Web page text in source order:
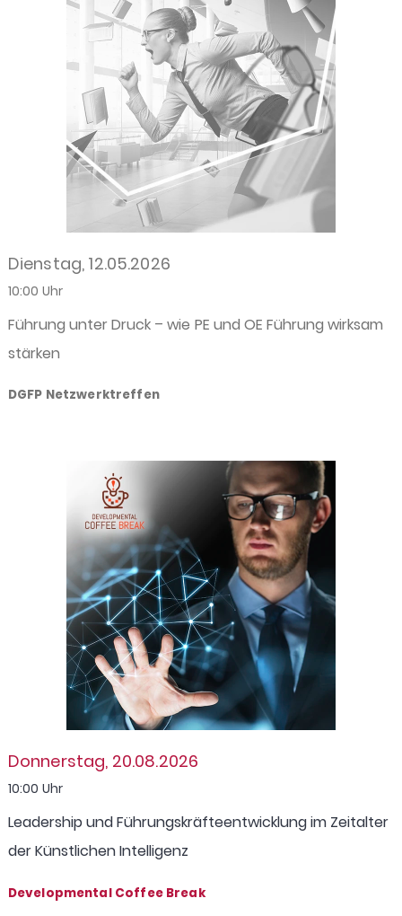
Dienstag, 12.05.2026
10:00 Uhr
Führung unter Druck – wie PE und OE Führung wirksam
stärken
DGFP Netzwerktreffen
Donnerstag, 20.08.2026
10:00 Uhr
Leadership und Führungskräfteentwicklung im Zeitalter
der Künstlichen Intelligenz
Developmental Coffee Break